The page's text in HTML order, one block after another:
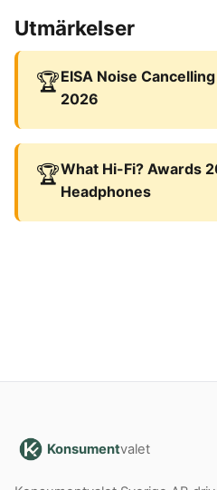
Utmärkelser
🏆EISA Noise
2026
🏆What Hi-Fi? Awards
Headphones
Konsumentvalet